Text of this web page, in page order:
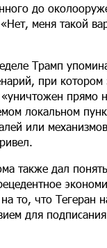
до
меня такой
Трамп
при котором
прямо
локальном
или
также дал
то, что Тегеран
для